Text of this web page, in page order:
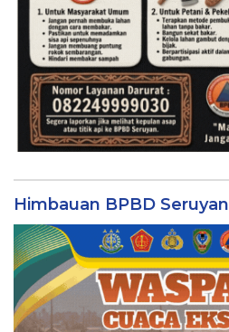
Himbauan BPBD Seruyan